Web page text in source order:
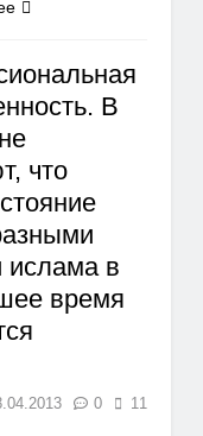
В
что
ислама в
время
0
11